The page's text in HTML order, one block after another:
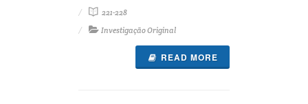
221-228
Investigação Original
READ MORE